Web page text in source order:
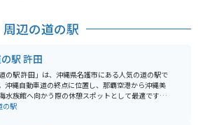
周辺の道の駅
駅 許田
道の駅 許田」は、沖縄県名護市にある人気の道の駅で
沖縄自動車道の終点に位置し、那覇空港から沖縄美
水族館へ向かう際の休憩スポットとして最適です。
の新鮮な野菜や果物が豊富に揃う農産物直売所は、
の駅